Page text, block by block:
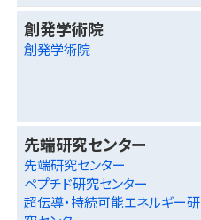
創発学術院
創発学術院
先端研究センター
先端研究センター
ペプチド研究センター
超伝導・持続可能エネルギー研